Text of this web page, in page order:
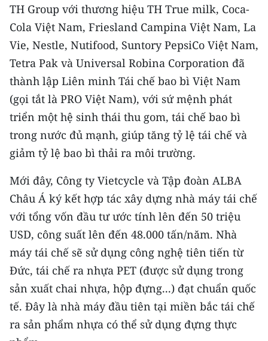
TH Group với thương hiệu TH True milk, Coca-
Cola Việt Nam, Friesland Campina Việt Nam, La
Vie, Nestle, Nutifood, Suntory PepsiCo Việt Nam,
Tetra Pak và Universal Robina Corporation đã
thành lập Liên minh Tái chế bao bì Việt Nam
(gọi tắt là PRO Việt Nam), với sứ mệnh phát
triển một hệ sinh thái thu gom, tái chế bao bì
trong nước đủ mạnh, giúp tăng tỷ lệ tái chế và
giảm tỷ lệ bao bì thải ra môi trường.
Mới đây, Công ty Vietcycle và Tập đoàn ALBA
Châu Á ký kết hợp tác xây dựng nhà máy tái chế
với tổng vốn đầu tư ước tính lên đến 50 triệu
USD, công suất lên đến 48.000 tấn/năm. Nhà
máy tái chế sẽ sử dụng công nghệ tiên tiến từ
Ðức, tái chế ra nhựa PET (được sử dụng trong
sản xuất chai nhựa, hộp đựng...) đạt chuẩn quốc
tế. Ðây là nhà máy đầu tiên tại miền bắc tái chế
ra sản phẩm nhựa có thể sử dụng đựng thực